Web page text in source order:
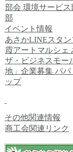
部会 環境サービス
部
イベント情報
あさかLINEスタ
霞アートマルシェ
ザ・ビジネスモー
地」企業募集 パパ
ップ
その他関連情報
商工会関連リンク